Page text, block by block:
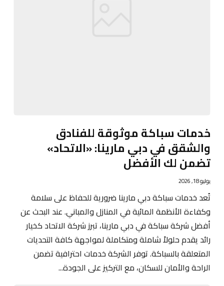
خدمات سباكة موثوقة للفنادق
والشقق في دبي مارينا: «الاتحاد»
تضمن لك الأفضل
يوليو 18, 2026
تُعد خدمات سباكة دبي مارينا ضرورية للحفاظ على سلامة
وكفاءة الأنظمة المائية في المنازل والمباني. عند البحث عن
أفضل شركة سباكة في دبي مارينا، تبرز شركة الاتحاد كخيار
رائد يقدم حلولاً شاملة ومتكاملة لمواجهة كافة التحديات
المتعلقة بالسباكة. توفر الشركة خدمات احترافية تضمن
الراحة والأمان للسكان، مع التركيز على الجودة...